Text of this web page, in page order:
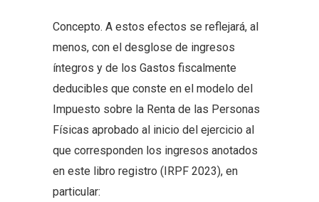
Concepto. A estos efectos se reflejará, al
menos, con el desglose de ingresos
íntegros y de los Gastos fiscalmente
deducibles que conste en el modelo del
Impuesto sobre la Renta de las Personas
Físicas aprobado al inicio del ejercicio al
que corresponden los ingresos anotados
en este libro registro (IRPF 2023), en
particular: